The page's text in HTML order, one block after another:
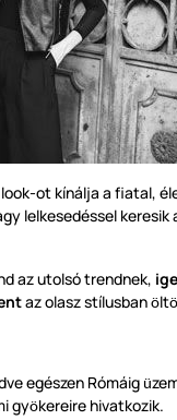
ot kínálja a fiatal,
lelkesedéssel keresik
az utolsó trendnek,
az olasz stílusban öltö
egészen Rómáig ü
gyökereire hivatkozik.